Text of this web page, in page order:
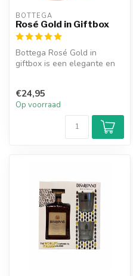
BOTTEGA
Rosé Gold in Giftbox
Bottega Rosé Gold in
giftbox is een elegante en
€24,95
Op voorraad